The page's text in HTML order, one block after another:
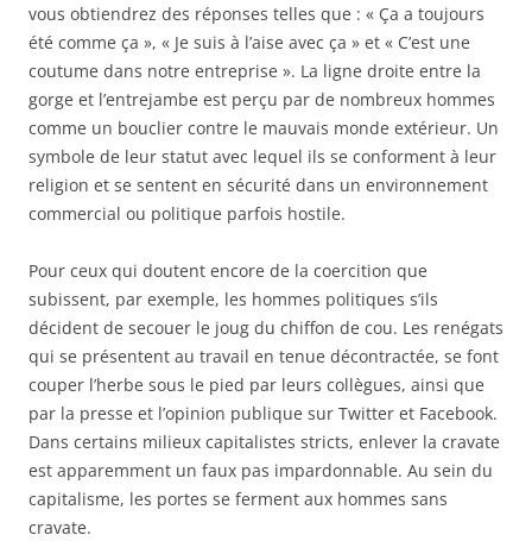
vous obtiendrez des réponses telles que : « Ça a toujours
été comme ça », « Je suis à l’aise avec ça » et « C’est une
coutume dans notre entreprise ». La ligne droite entre la
gorge et l’entrejambe est perçu par de nombreux hommes
comme un bouclier contre le mauvais monde extérieur. Un
symbole de leur statut avec lequel ils se conforment à leur
religion et se sentent en sécurité dans un environnement
commercial ou politique parfois hostile.
Pour ceux qui doutent encore de la coercition que
subissent, par exemple, les hommes politiques s’ils
décident de secouer le joug du chiffon de cou. Les renégats
qui se présentent au travail en tenue décontractée, se font
couper l’herbe sous le pied par leurs collègues, ainsi que
par la presse et l’opinion publique sur Twitter et Facebook.
Dans certains milieux capitalistes stricts, enlever la cravate
est apparemment un faux pas impardonnable. Au sein du
capitalisme, les portes se ferment aux hommes sans
cravate.